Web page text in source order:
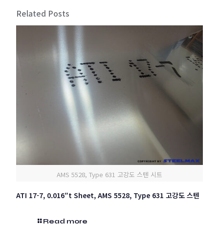
Related Posts
AMS 5528, Type 631 고강도 스텐 시트
ATI 17-7, 0.016″t Sheet, AMS 5528, Type 631 고강도 스텐
Read more